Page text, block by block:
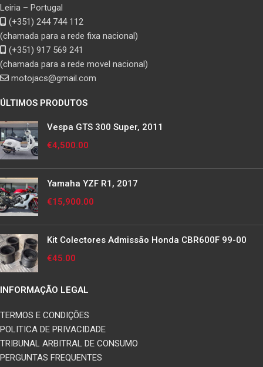
Leiria – Portugal
(+351) 244 744 112
(chamada para a rede fixa nacional)
(+351) 917 569 241
(chamada para a rede movel nacional)
motojacs@gmail.com
ÚLTIMOS PRODUTOS
Vespa GTS 300 Super, 2011
€4,500.00
Yamaha YZF R1, 2017
€15,900.00
Kit Colectores Admissão Honda CBR600F 99-00
€45.00
INFORMAÇÃO LEGAL
TERMOS E CONDIÇÕES
POLITICA DE PRIVACIDADE
TRIBUNAL ARBITRAL DE CONSUMO
PERGUNTAS FREQUENTES